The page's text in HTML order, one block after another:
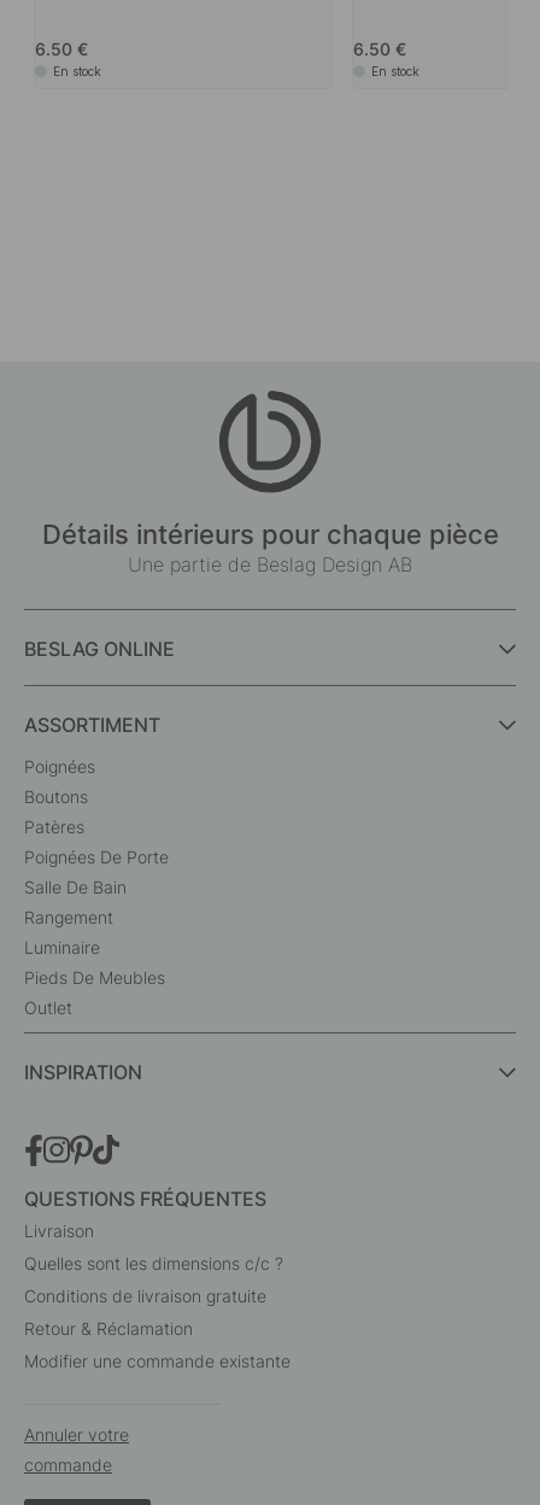
6.50
En stock
6.50
En stock
Détails intérieurs pour chaque pièce
Une partie de Beslag Design AB
BESLAG ONLINE
ASSORTIMENT
Poignées
Boutons
Patères
Poignées De Porte
Salle De Bain
Rangement
Luminaire
Pieds De Meubles
Outlet
INSPIRATION
QUESTIONS FRÉQUENTES
Livraison
Quelles sont les dimensions c/c ?
Conditions de livraison gratuite
Retour & Réclamation
Modifier une commande existante
Annuler votre
commande